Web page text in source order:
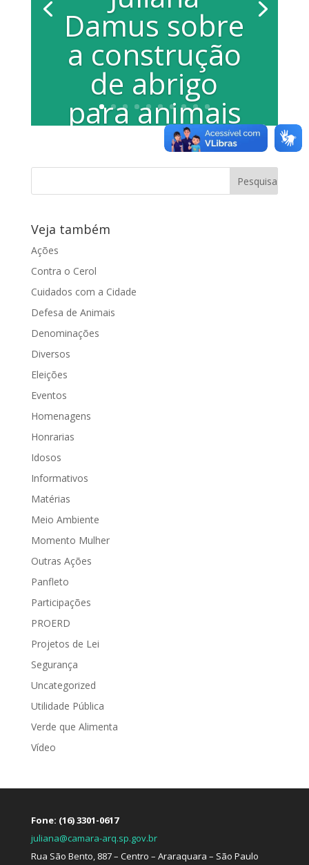
Damus sobre
a construção
de abrigo
para animais
em
Araraquara
Câmara Municipal dia 19 de fevereiro de
Veja também
Ações
Contra o Cerol
Cuidados com a Cidade
Defesa de Animais
Denominações
Diversos
Eleições
Eventos
Homenagens
Honrarias
Idosos
Informativos
Matérias
Meio Ambiente
Momento Mulher
Outras Ações
Panfleto
Participações
PROERD
Projetos de Lei
Segurança
Uncategorized
Utilidade Pública
Verde que Alimenta
Vídeo
Fone: (16) 3301-0617
juliana@camara-arq.sp.gov.br
Rua São Bento, 887 – Centro – Araraquara – São Paulo